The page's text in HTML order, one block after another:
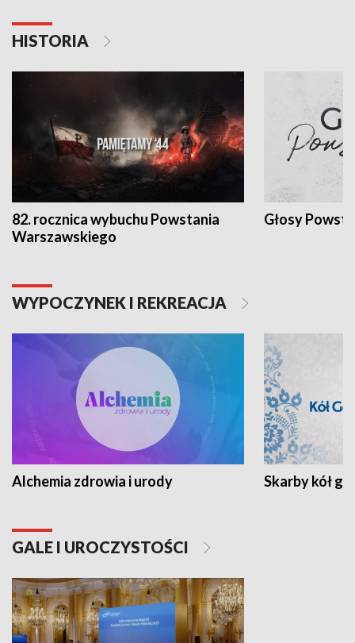
HISTORIA
82. rocznica wybuchu Powstania
Warszawskiego
Głosy
WYPOCZYNEK I REKREACJA
Alchemia zdrowia i urody Skarby kół
GALE I UROCZYSTOŚCI